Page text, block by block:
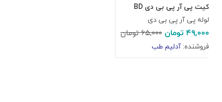
کیت پی آر پی بی دی BD
لوله پی آر پی بی دی
۴۹,۰۰۰ تومان۶۵,۰۰۰تومان
فروشنده:آدلیم طب